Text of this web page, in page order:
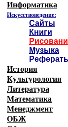
Информатика
Искусствоведение:
Сайты
Книги
Музыка
История
Культурология
Литература
Математика
Менеджмент
ОБЖ